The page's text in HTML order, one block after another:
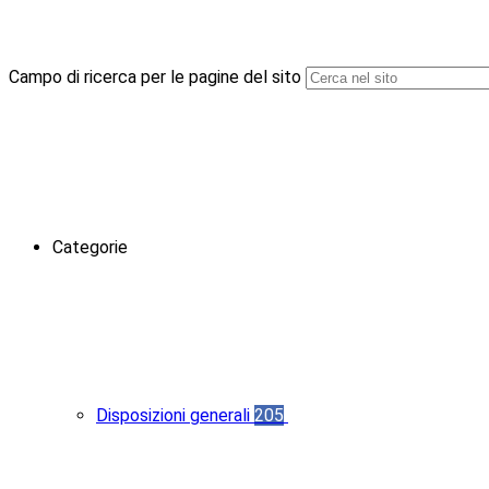
Campo di ricerca per le pagine del sito
Categorie
Disposizioni generali 205